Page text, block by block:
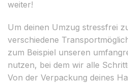
weiter!
Um deinen Umzug stressfrei
verschiedene
zum Beispiel unseren
nutzen, bei dem wir alle
Von der Verpackung deines